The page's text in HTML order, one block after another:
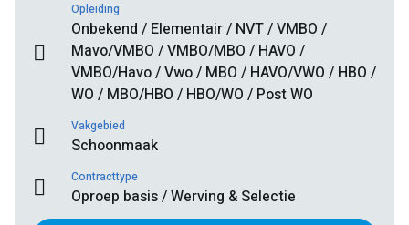
Opleiding
Onbekend / Elementair / NVT / VMBO /
Mavo/VMBO / VMBO/MBO / HAVO /
VMBO/Havo / Vwo / MBO / HAVO/VWO / HBO /
WO / MBO/HBO / HBO/WO / Post WO
Vakgebied
Schoonmaak
Contracttype
Oproep basis / Werving & Selectie